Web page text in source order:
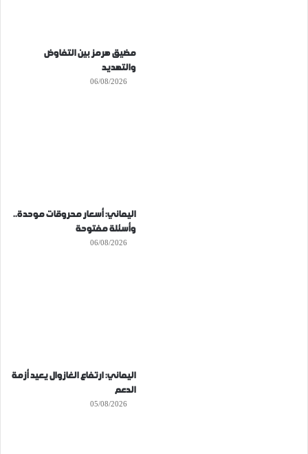
مضيق هرمز بين التفاوض
والتهديد
06/08/2026
اليماني: أسعار محروقات موحدة..
وأسئلة مفتوحة
06/08/2026
اليماني: ارتفاع الغازوال يعيد أزمة
الدعم
05/08/2026